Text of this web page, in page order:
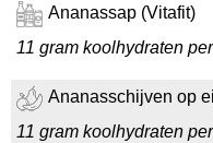
Ananassap (Vitafit)
11 gram koolhydraten
Ananasschijven op
11 gram koolhydraten